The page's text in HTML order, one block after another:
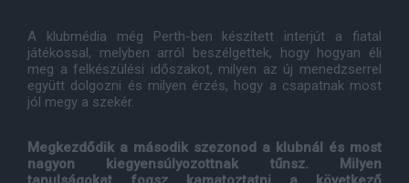
A klubmédia még Perth-ben készített interjút a fiatal
játékossal, melyben arról beszélgettek, hogy hogyan éli
meg a felkészülési időszakot, milyen az új menedzserrel
együtt dolgozni és milyen érzés, hogy a csapatnak most
jól megy a szekér.
Megkezdődik a második szezonod a klubnál és most
nagyon kiegyensúlyozottnak tűnsz. Milyen